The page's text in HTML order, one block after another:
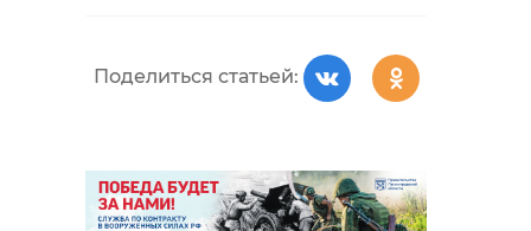
Поделиться статьей: